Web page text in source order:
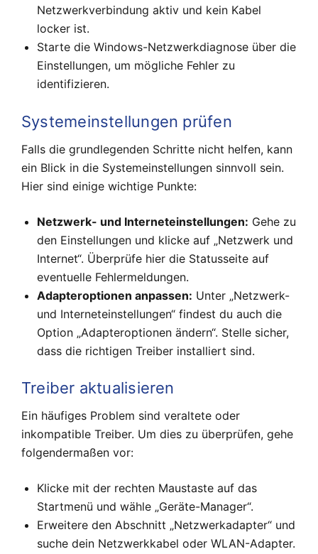
Netzwerkverbindung aktiv und kein Kabel
locker ist.
Starte die Windows-Netzwerkdiagnose über die
Einstellungen, um mögliche Fehler zu
identifizieren.
Systemeinstellungen prüfen
Falls die grundlegenden Schritte nicht helfen, kann
ein Blick in die Systemeinstellungen sinnvoll sein.
Hier sind einige wichtige Punkte:
Netzwerk- und Interneteinstellungen: Gehe zu
den Einstellungen und klicke auf „Netzwerk und
Internet“. Überprüfe hier die Statusseite auf
eventuelle Fehlermeldungen.
Adapteroptionen anpassen: Unter „Netzwerk-
und Interneteinstellungen“ findest du auch die
Option „Adapteroptionen ändern“. Stelle sicher,
dass die richtigen Treiber installiert sind.
Treiber aktualisieren
Ein häufiges Problem sind veraltete oder
inkompatible Treiber. Um dies zu überprüfen, gehe
folgendermaßen vor:
Klicke mit der rechten Maustaste auf das
Startmenü und wähle „Geräte-Manager“.
Erweitere den Abschnitt „Netzwerkadapter“ und
suche dein Netzwerkkabel oder WLAN-Adapter.